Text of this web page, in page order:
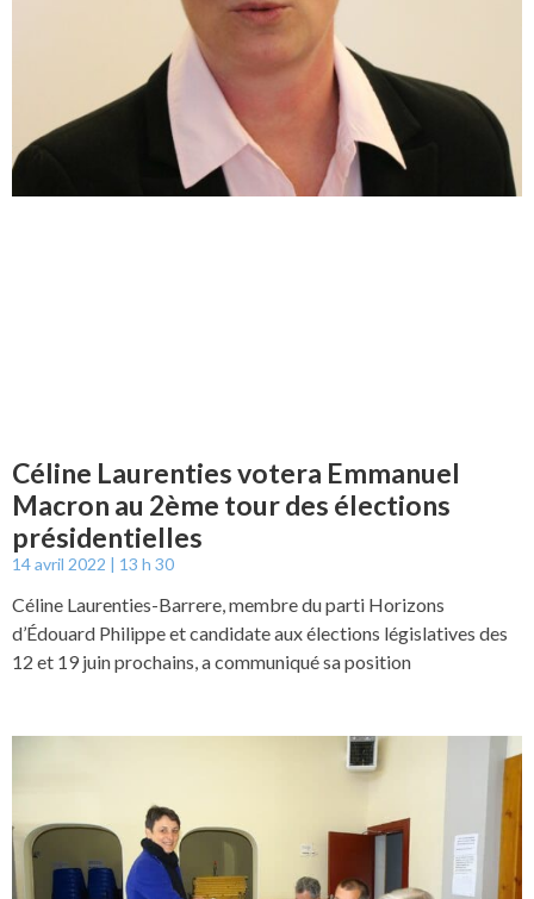
Céline Laurenties votera Emmanuel
Macron au 2ème tour des élections
présidentielles
14 avril 2022 13 h 30
Céline Laurenties-Barrere, membre du parti Horizons
d’Édouard Philippe et candidate aux élections législatives des
12 et 19 juin prochains, a communiqué sa position